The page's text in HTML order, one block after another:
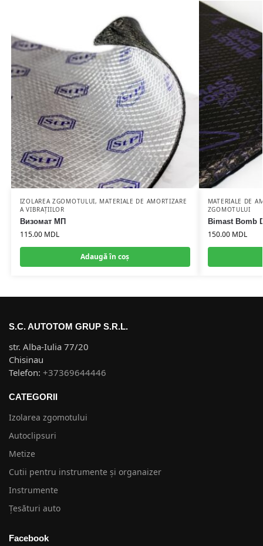
IZOLAREA ZGOMOTULUI, MATERIALE DE AMORTIZARE
A VIBRAȚIILOR
Визомат МП
115.00 MDL
Adaugă în coș
MATERIALE DE
ZGOMOTULUI
Bimast Bomb
150.00 MDL
S.C. AUTOTOM GRUP S.R.L.
str. Alba-Iulia 77/20
Chisinau
Telefon: +37369644446
CATEGORII
Izolarea zgomotului
Autoclipsuri
Metize
Cutii pentru instrumente și organaizer
Instrumente
Țesături auto
Facebook